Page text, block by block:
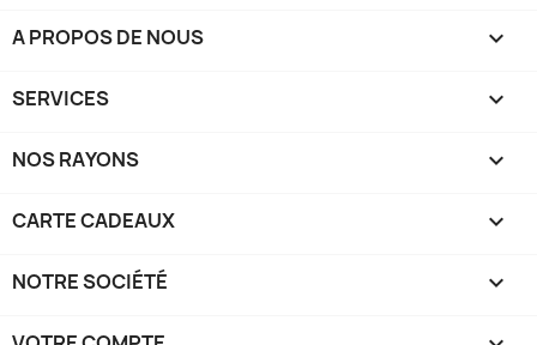
A PROPOS DE NOUS 
SERVICES 
NOS RAYONS 
CARTE CADEAUX 
NOTRE SOCIÉTÉ 